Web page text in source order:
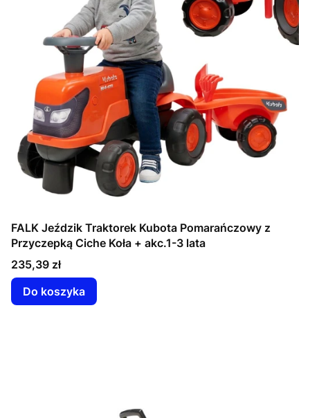
FALK Jeździk Traktorek Kubota Pomarańczowy z
Przyczepką Ciche Koła + akc.1-3 lata
Cena
235,39 zł
Do koszyka